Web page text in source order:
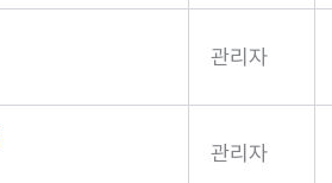
관리자
관리자